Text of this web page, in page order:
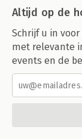
Altijd op de
Schrijf u in
met relevante
events en de